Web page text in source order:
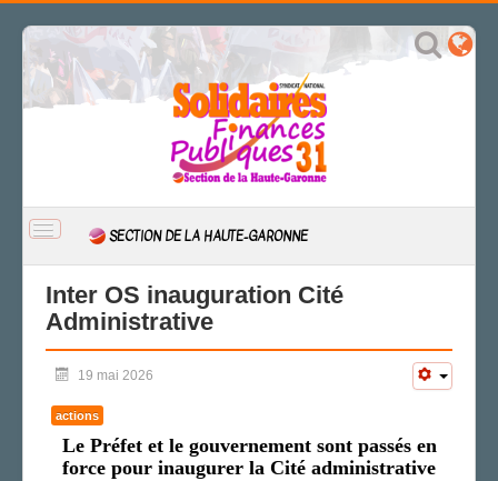
BASCULER
NAVIGATION
SECTION DE LA HAUTE-GARONNE
ACTUALITÉ
CSAL
CAP/Recours
FS SSCT
Action sociale
Archives
Inter OS inauguration Cité
Administrative
19 mai 2026
actions
Le Préfet et le gouvernement sont passés en
force pour inaugurer la Cité administrative